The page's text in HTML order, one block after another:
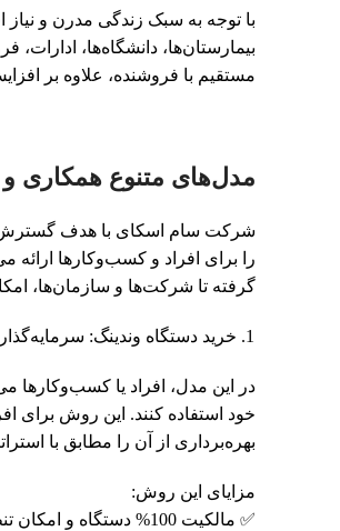
با توجه به سبک زندگی مدرن و
بیمارستان‌ها، دانشگاه‌ها، ادارات،
مستقیم با فروشنده، علاوه بر
مدل‌های متنوع همکاری
شرکت سام اسکای با هدف گسترش
را برای افراد و کسب‌وکارها
گرفته تا شرکت‌ها و سازمان‌ها،
خرید دستگاه وندینگ:
در این مدل، افراد یا کسب‌وکارها
خود استفاده کنند. این روش برای
بهره‌برداری از آن را مطابق با
مزایای این روش:
✅ مالکیت 100% دستگاه و امکان تنظیم قیمت و نوع محصولات مطابق با نیاز بازار